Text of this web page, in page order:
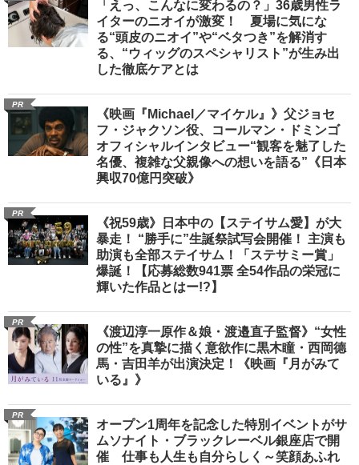
「えっ、こんなに変わるの？」36歳男性ラ
イターのニオイが激変！ 夏場に気にな
る“頭皮のニオイ”や“ベタつき”を解消す
る、“ウィッグのスペシャリスト”が生み出
した徹底ケアとは
PR
《映画『Michael／マイケル』》父ジョセ
フ・ジャクソン役、コールマン・ドミンゴ
オフィシャルインタビュー“観客を魅了した
名優、複雑な父親像への想いを語る”《日本
興収70億円突破》
PR
《祝59歳》日本中の【ステイサム愛】が大
暴走！ “勝手に”生誕祭試写会開催！ 主演も
助演も全部ステイサム！「ステサミー賞」
爆誕！【応募総数941票 全54作品の栄冠に
輝いた作品とはー!?】
PR
《渡辺淳一原作＆娘・渡邉直子監督》“女性
の性”を真摯に描く意欲作に黒木瞳・西岡德
馬・吉田羊が出演決定！《映画『月がみて
いる』》
PR
オープン1周年を記念した特別イベントがサ
ムソナイト・ブラックレーベル銀座店で開
催 仕事も人生も自分らしく～笑顔あふれ